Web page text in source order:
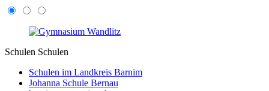
Schulen Schulen
Schulen im Landkreis Barnim
Johanna Schule Bernau